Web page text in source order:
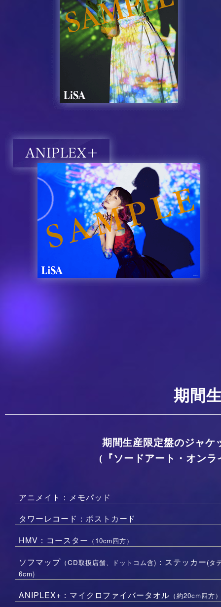
期間
期間生産限定盤のジャケ
(『ソードアート・オン
アニメイト：メモパッド
タワーレコード：ポストカード
HMV：コースター （10cm四方）
ソフマップ（CD取扱店舗、ドットコム含) ：ステッカー(タ
6cm)
ANIPLEX+：マイクロファイバータオル （約20cm四方